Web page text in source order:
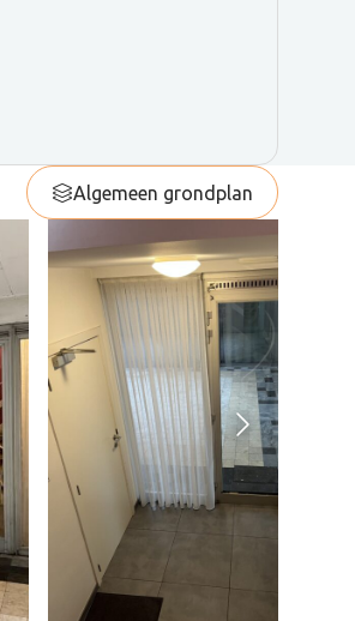
Algemeen grondplan